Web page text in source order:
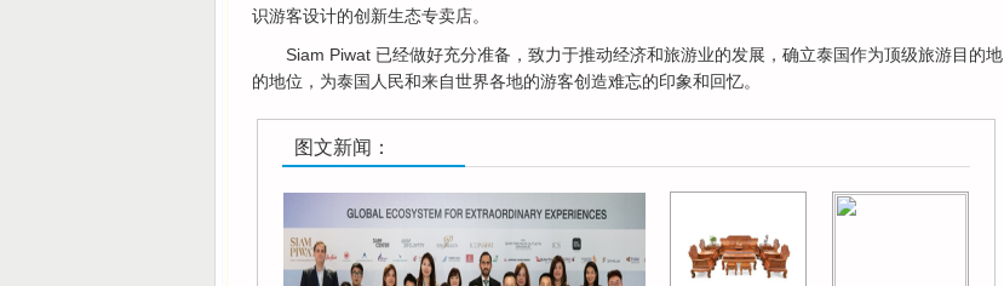
识游客设计的创新生态专卖店。
Siam Piwat 已经做好充分准备，致力于推动经济和旅游业的发展，确立泰国作为顶级旅游目的地
的地位，为泰国人民和来自世界各地的游客创造难忘的印象和回忆。
图文新闻：